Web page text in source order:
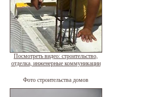
Посмотреть видео: строительство,
отделка, инженерные коммуникации
Фото строительства домов